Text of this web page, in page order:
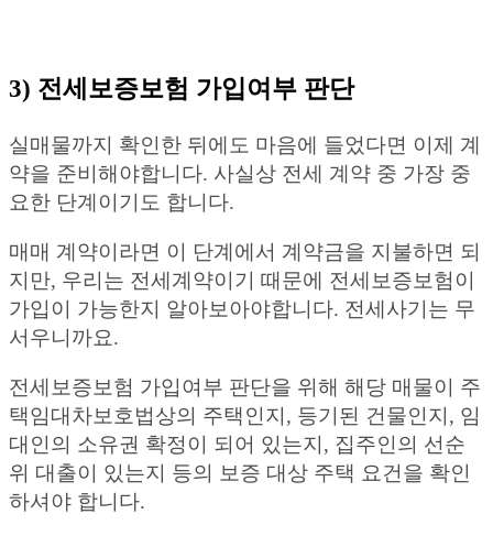
3) 전세보증보험 가입여부 판단
실매물까지 확인한 뒤에도 마음에 들었다면 이제 계
약을 준비해야합니다. 사실상 전세 계약 중 가장 중
요한 단계이기도 합니다.
매매 계약이라면 이 단계에서 계약금을 지불하면 되
지만, 우리는 전세계약이기 때문에 전세보증보험이
가입이 가능한지 알아보아야합니다. 전세사기는 무
서우니까요.
전세보증보험 가입여부 판단을 위해 해당 매물이 주
택임대차보호법상의 주택인지, 등기된 건물인지, 임
대인의 소유권 확정이 되어 있는지, 집주인의 선순
위 대출이 있는지 등의 보증 대상 주택 요건을 확인
하셔야 합니다.